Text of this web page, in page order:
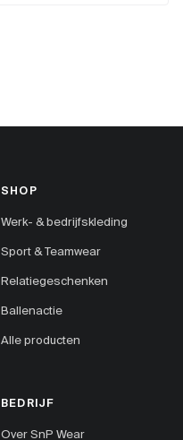
SHOP
Werk- & bedrijfskleding
Sport & Teamwear
Relatiegeschenken
Ballenactie
Alle producten
BEDRIJF
Over SnP Wear